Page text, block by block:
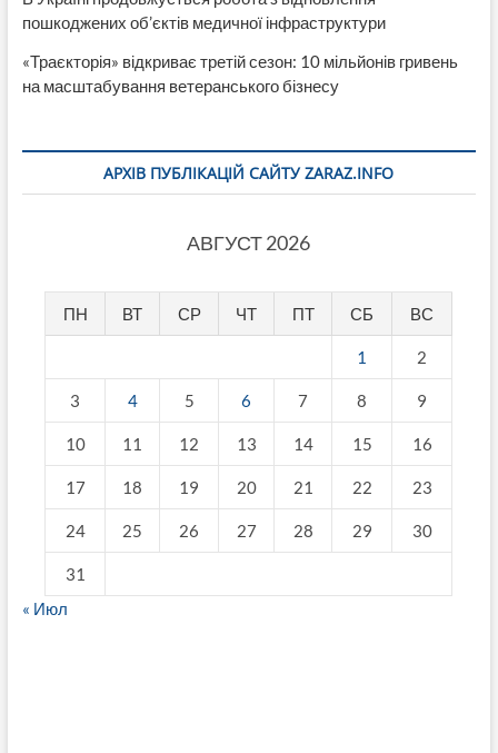
пошкоджених об’єктів медичної інфраструктури
«Траєкторія» відкриває третій сезон: 10 мільйонів гривень
на масштабування ветеранського бізнесу
АРХІВ ПУБЛІКАЦІЙ САЙТУ ZARAZ.INFO
АВГУСТ 2026
ПН ВТ СР ЧТ ПТ СБ ВС
1 2
3 4 5 6 7 8 9
10 11 12 13 14 15 16
17 18 19 20 21 22 23
24 25 26 27 28 29 30
31
« Июл